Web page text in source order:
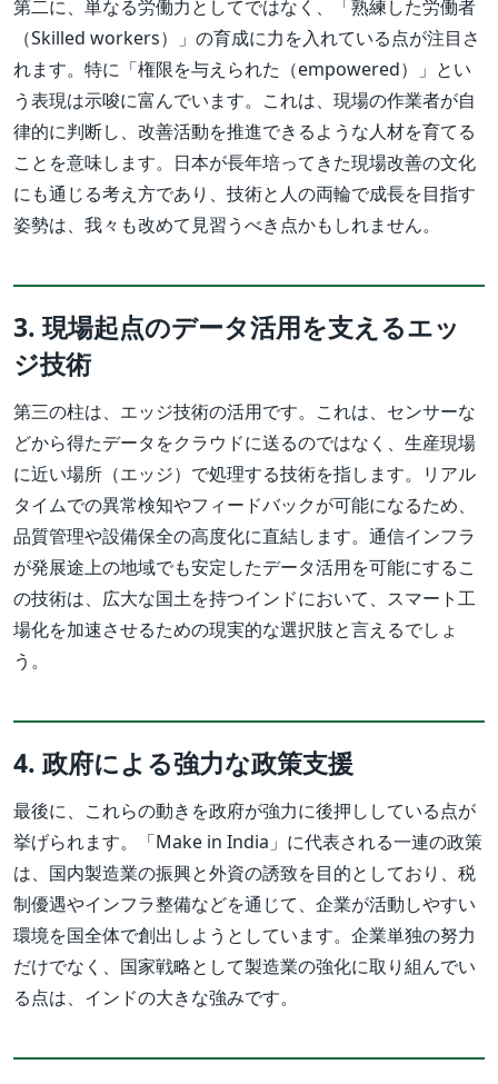
第二に、単なる労働力としてではなく、「熟練した労働者
（Skilled workers）」の育成に力を入れている点が注目さ
れます。特に「権限を与えられた（empowered）」とい
う表現は示唆に富んでいます。これは、現場の作業者が自
律的に判断し、改善活動を推進できるような人材を育てる
ことを意味します。日本が長年培ってきた現場改善の文化
にも通じる考え方であり、技術と人の両輪で成長を目指す
姿勢は、我々も改めて見習うべき点かもしれません。
3. 現場起点のデータ活用を支えるエッ
ジ技術
第三の柱は、エッジ技術の活用です。これは、センサーな
どから得たデータをクラウドに送るのではなく、生産現場
に近い場所（エッジ）で処理する技術を指します。リアル
タイムでの異常検知やフィードバックが可能になるため、
品質管理や設備保全の高度化に直結します。通信インフラ
が発展途上の地域でも安定したデータ活用を可能にするこ
の技術は、広大な国土を持つインドにおいて、スマート工
場化を加速させるための現実的な選択肢と言えるでしょ
う。
4. 政府による強力な政策支援
最後に、これらの動きを政府が強力に後押ししている点が
挙げられます。「Make in India」に代表される一連の政策
は、国内製造業の振興と外資の誘致を目的としており、税
制優遇やインフラ整備などを通じて、企業が活動しやすい
環境を国全体で創出しようとしています。企業単独の努力
だけでなく、国家戦略として製造業の強化に取り組んでい
る点は、インドの大きな強みです。